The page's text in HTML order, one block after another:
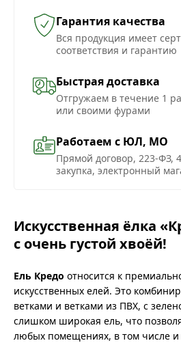
Гарантия качества
Вся продукция имеет
соответствия и гарантию
Быстрая доставка
Отгружаем в течение 1
или своими фурами
Работаем с ЮЛ, МО
Прямой договор, 223-ФЗ,
закупка, электронный
Искусственная ёлка
с очень густой хвоёй!
Ель Кредо относится к
искусственных елей. Это
ветками и ветками из ПВХ, с
слишком широкая ель, что
любых помещениях, в том числе